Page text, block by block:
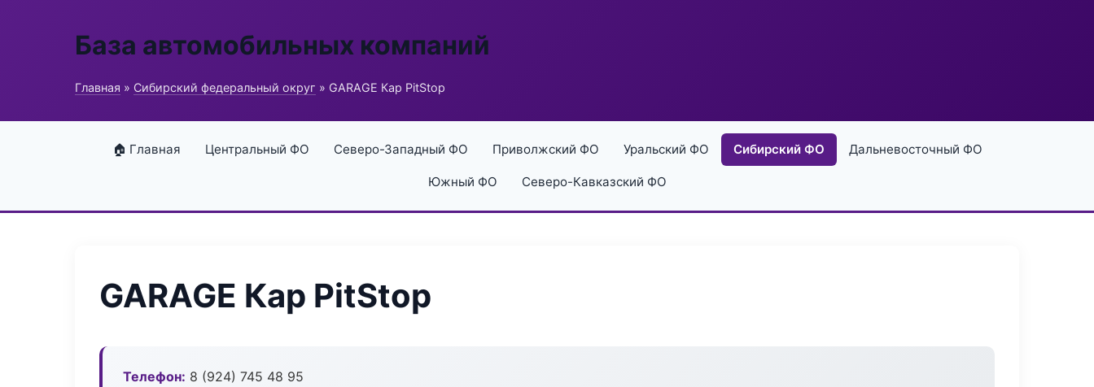
База автомобильных компаний
Главная » Сибирский федеральный округ » GARAGE Кар PitStop
🏠 Главная Центральный ФО Северо-Западный ФО Приволжский ФО Уральский ФО Сибирский ФО Дальневосточный ФО
Южный ФО Северо-Кавказский ФО
GARAGE Кар PitStop
Телефон: 8 (924) 745 48 95